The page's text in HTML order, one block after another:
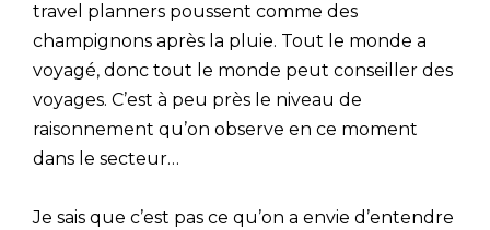
travel planners poussent comme des
champignons après la pluie. Tout le monde a
voyagé, donc tout le monde peut conseiller des
voyages. C’est à peu près le niveau de
raisonnement qu’on observe en ce moment
dans le secteur…
Je sais que c’est pas ce qu’on a envie d’entendre